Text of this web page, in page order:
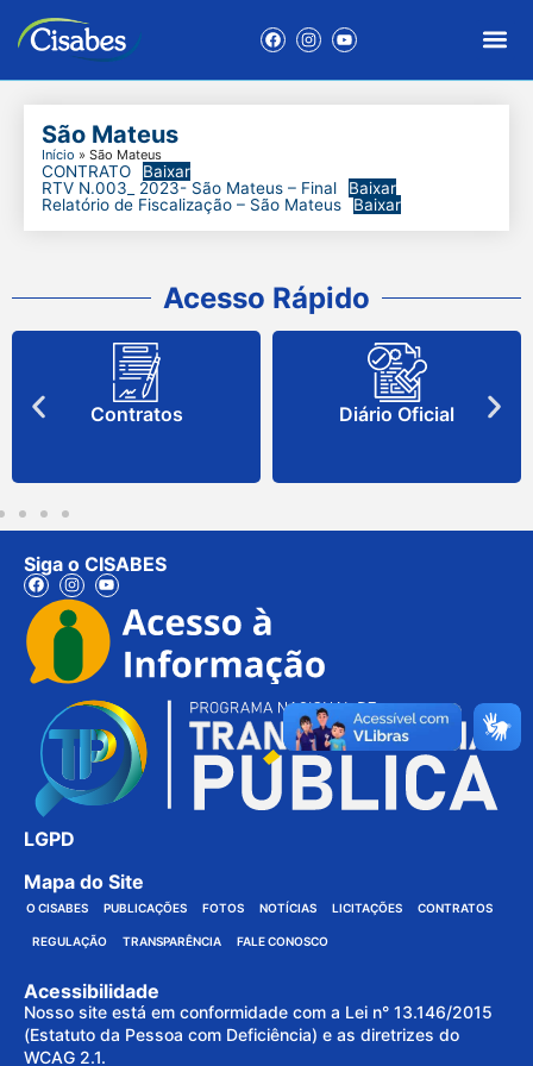
São Mateus
Início » São Mateus
CONTRATO
Baixar
RTV N.003_ 2023- São Mateus – Final
Baixar
Relatório de Fiscalização – São Mateus
Baixar
Acesso Rápido
Contratos Diário Oficial
Siga o CISABES
LGPD
Mapa do Site
O CISABES PUBLICAÇÕES FOTOS NOTÍCIAS LICITAÇÕES CONTRATOS
REGULAÇÃO TRANSPARÊNCIA FALE CONOSCO
Acessibilidade
Nosso site está em conformidade com a Lei n° 13.146/2015
(Estatuto da Pessoa com Deficiência) e as diretrizes do
WCAG 2.1.